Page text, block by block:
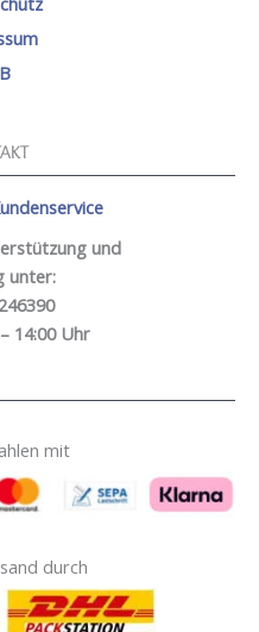
und
unter:
14:00 Uhr
mit
durch